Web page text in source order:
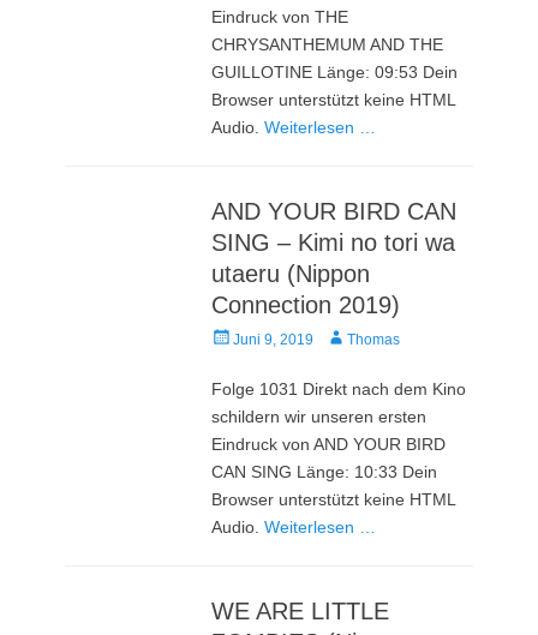
Eindruck von THE
CHRYSANTHEMUM AND THE
GUILLOTINE Länge: 09:53 Dein
Browser unterstützt keine HTML
Audio.Weiterlesen …
AND YOUR BIRD CAN
SING – Kimi no tori wa
utaeru (Nippon
Connection 2019)
Veröffentlicht
Juni 9, 2019 AutorThomas
Folge 1031 Direkt nach dem Kino
schildern wir unseren ersten
Eindruck von AND YOUR BIRD
CAN SING Länge: 10:33 Dein
Browser unterstützt keine HTML
Audio.Weiterlesen …
WE ARE LITTLE